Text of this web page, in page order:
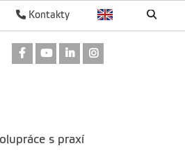
Kontakty
Odkaz na Facebook
Odkaz na Youtube
Odkaz na LinkedIn
s praxí